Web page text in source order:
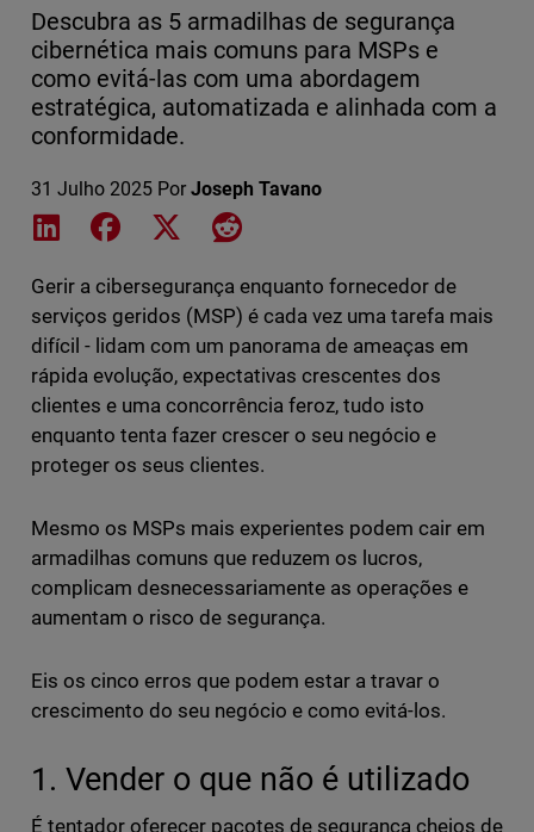
Descubra as 5 armadilhas de segurança
cibernética mais comuns para MSPs e
como evitá-las com uma abordagem
estratégica, automatizada e alinhada com a
conformidade.
31 Julho 2025 Por Joseph Tavano
Share on LinkedIn
Share on Facebook
Share on XShare on Reddit
Gerir a cibersegurança enquanto fornecedor de
serviços geridos (MSP) é cada vez uma tarefa mais
difícil - lidam com um panorama de ameaças em
rápida evolução, expectativas crescentes dos
clientes e uma concorrência feroz, tudo isto
enquanto tenta fazer crescer o seu negócio e
proteger os seus clientes.
Mesmo os MSPs mais experientes podem cair em
armadilhas comuns que reduzem os lucros,
complicam desnecessariamente as operações e
aumentam o risco de segurança.
Eis os cinco erros que podem estar a travar o
crescimento do seu negócio e como evitá-los.
1. Vender o que não é utilizado
É tentador oferecer pacotes de segurança cheios de